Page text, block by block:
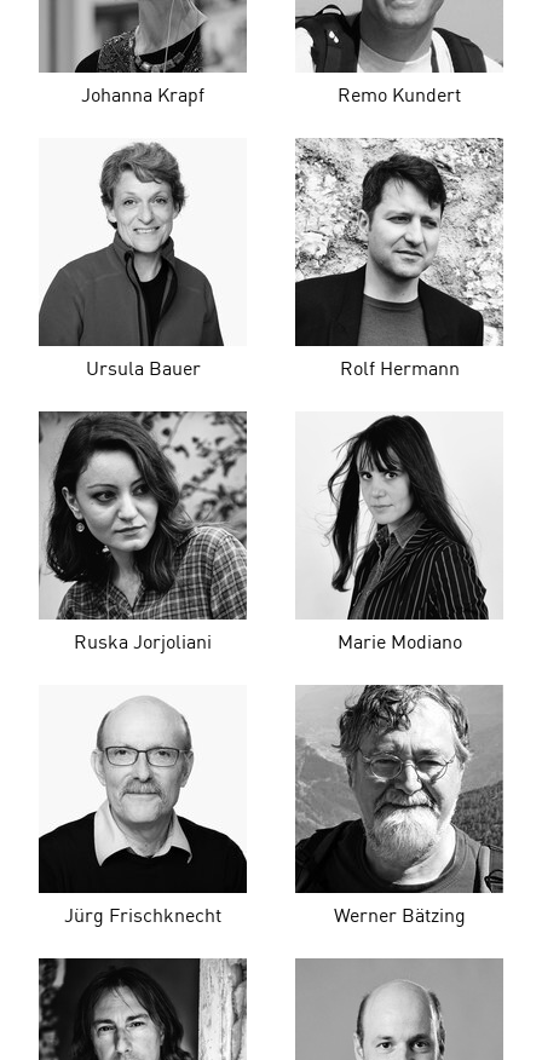
Johanna Krapf Remo Kundert
Ursula Bauer Rolf Hermann
Ruska Jorjoliani Marie Modiano
Jürg Frischknecht Werner Bätzing